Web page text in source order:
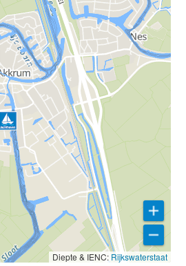
Diepte & IENC: Rijkswaterstaat